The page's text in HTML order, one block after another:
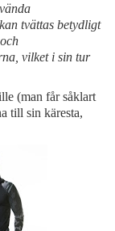
tvättas betydligt
vilket i sin tur
(man får såklart
till sin käresta,